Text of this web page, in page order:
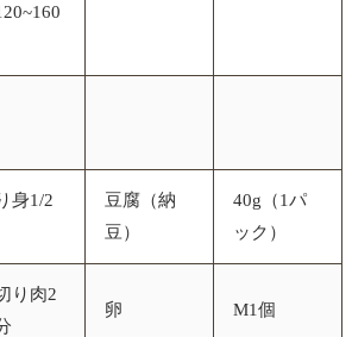
身1/2
豆腐（納
豆）
40g（1パ
ック）
り肉2
卵 M1個